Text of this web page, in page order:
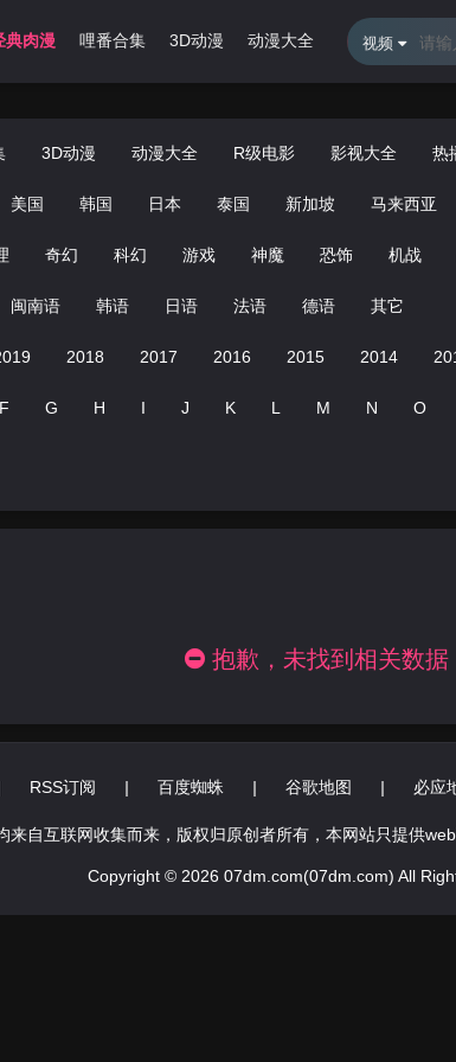
典肉漫 哩番合集 3D动漫 动漫大全 R级电影 影
视频
3D动漫 动漫大全 R级电影 影视大全 热
美国 韩国 日本 泰国 新加坡 马来西亚
奇幻 科幻 游戏 神魔 恐饰 机战
闽南语 韩语 日语 法语 德语 其它
2018 2017 2016 2015 2014
F G H I J K L M N O
抱歉，未找到相关数据
RSS订阅 | 百度蜘蛛 | 谷歌地图 | 必应
来自互联网收集而来，版权归原创者所有，本网站只提供
Copyright © 2026 07dm.com(07dm.com) All